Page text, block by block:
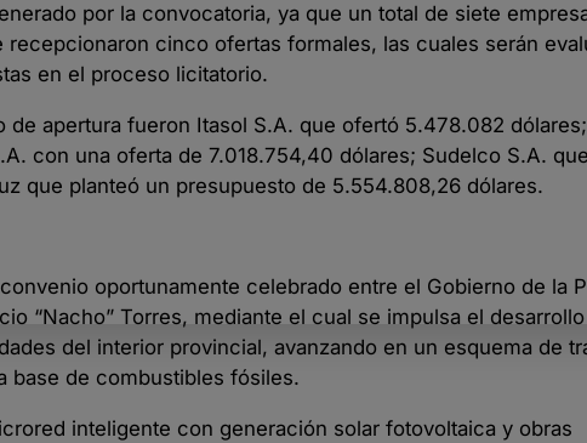
por la convocatoria, ya que un total de siete
cinco ofertas formales, las cuales serán
en el proceso licitatorio.
apertura fueron Itasol S.A. que ofertó 5.478.082
con una oferta de 7.018.754,40 dólares; Sudelco S.A.
que planteó un presupuesto de 5.554.808,26 dólares.
oportunamente celebrado entre el Gobierno de la
“Nacho” Torres, mediante el cual se impulsa el
del interior provincial, avanzando en un esquema de
base de combustibles fósiles.
inteligente con generación solar fotovoltaica y obras